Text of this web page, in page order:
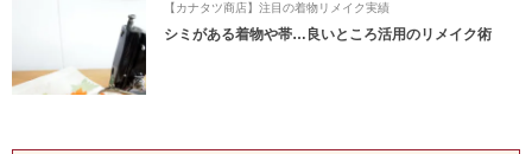
【カナタツ商店】注目の着物リメイク実績
シミがある着物や帯…良いところ活用のリメイク術